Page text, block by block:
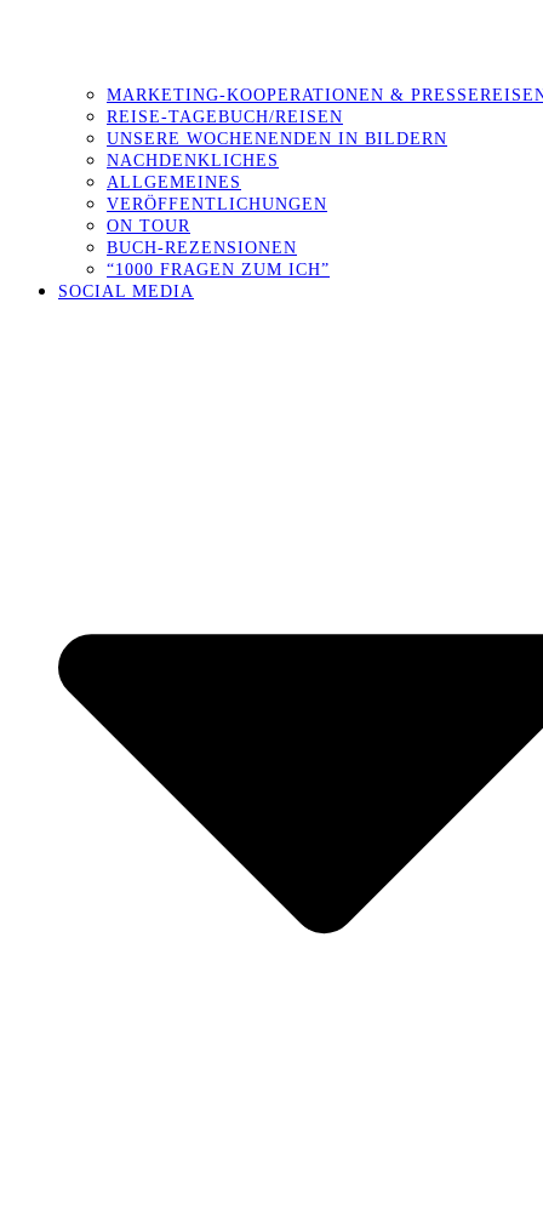
MARKETING-KOOPERATIONEN &
REISE-TAGEBUCH/REISEN
UNSERE WOCHENENDEN IN BILDERN
NACHDENKLICHES
ALLGEMEINES
VERÖFFENTLICHUNGEN
ON TOUR
BUCH-REZENSIONEN
“1000 FRAGEN ZUM ICH”
SOCIAL MEDIA